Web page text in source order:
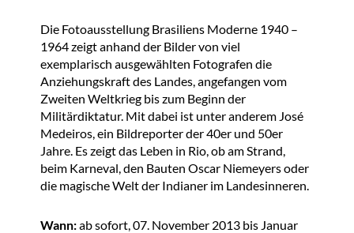
Die Fotoausstellung Brasiliens Moderne 1940 –
1964 zeigt anhand der Bilder von viel
exemplarisch ausgewählten Fotografen die
Anziehungskraft des Landes, angefangen vom
Zweiten Weltkrieg bis zum Beginn der
Militärdiktatur. Mit dabei ist unter anderem José
Medeiros, ein Bildreporter der 40er und 50er
Jahre. Es zeigt das Leben in Rio, ob am Strand,
beim Karneval, den Bauten Oscar Niemeyers oder
die magische Welt der Indianer im Landesinneren.
Wann:ab sofort, 07. November 2013 bis Januar